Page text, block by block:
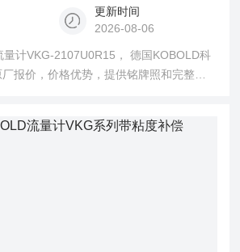
更新时间
2026-08-06
量计VKG-2107U0R15， 德国KOBOLD科
报价，价格优势，提供铭牌照和完整型